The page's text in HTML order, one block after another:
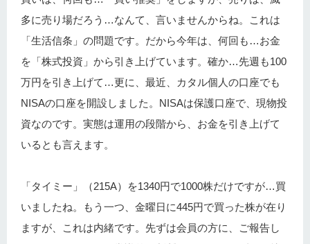
多に売り場だろう…なんて、言いませんからね。これは
「生活信条」の問題です。だから今年は、何回も…お金
を「株式投資」から引き上げています。確か…先週も100
万円を引き上げて…更に、最近、カタル個人の口座でも
NISAの口座を開設しました。NISAは保護口座で、現物投
資なのです。実態は運用の段階から、お金を引き上げて
いるとも言えます。
「タイミー」（215A）を1340円で1000株だけですが…買
いましたね。もう一つ、金曜日に445円で買った株が在り
ますが、これは内緒です。先ずは会員の方に、ご報告し